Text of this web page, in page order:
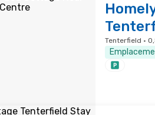
Tenterfield ·